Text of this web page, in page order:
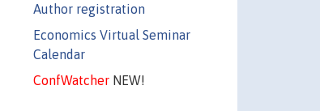
Author registration
Economics Virtual Seminar
Calendar
ConfWatcherNEW!